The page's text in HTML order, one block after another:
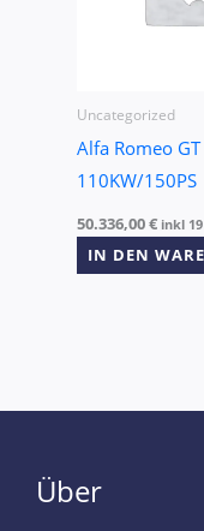
Uncategorized
Alfa Romeo GT
110KW/150PS
50.336,00€ inkl
IN DEN
Über